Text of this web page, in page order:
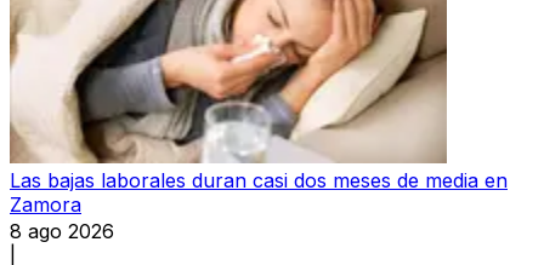
Las bajas laborales duran casi dos meses de media en
Zamora
8 ago 2026